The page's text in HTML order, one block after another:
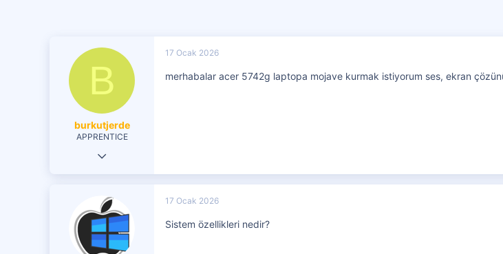
B
burkutjerde
APPRENTICE
15 Ocak 2026
17 Ocak 2026
merhabalar acer 5742g laptopa mojave kurmak istiyorum ses, ekran
17 Ocak 2026
Sistem özellikleri nedir?